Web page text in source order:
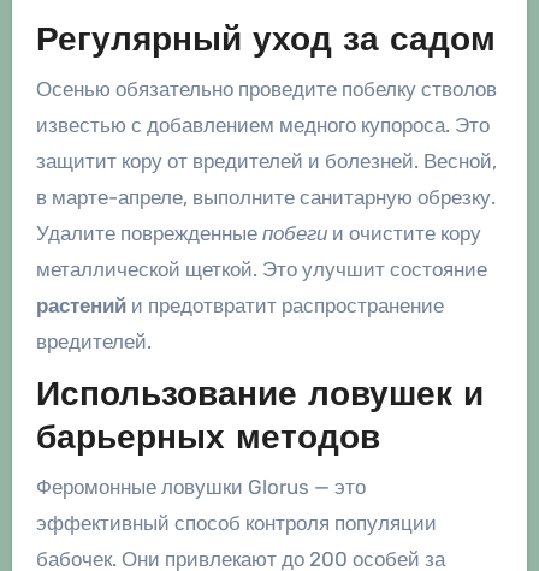
Регулярный уход за садом
Осенью обязательно проведите побелку стволов
известью с добавлением медного купороса. Это
защитит кору от вредителей и болезней. Весной,
в марте-апреле, выполните санитарную обрезку.
Удалите поврежденные побегии очистите кору
металлической щеткой. Это улучшит состояние
растенийи предотвратит распространение
вредителей.
Использование ловушек и
барьерных методов
Феромонные ловушки Glorus — это
эффективный способ контроля популяции
бабочек. Они привлекают до 200 особей за